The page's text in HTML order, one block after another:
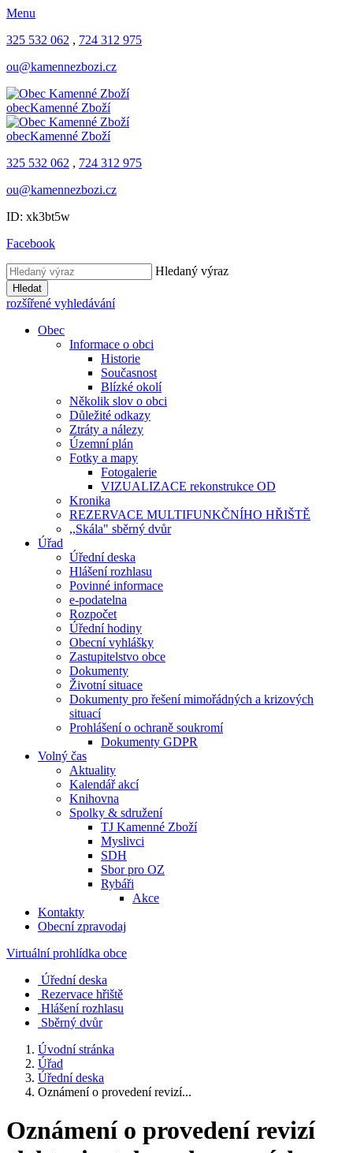
Menu
325 532 062 , 724 312 975
ou@kamennezbozi.cz
obecKamenné Zboží
obecKamenné Zboží
325 532 062 , 724 312 975
ou@kamennezbozi.cz
ID: xk3bt5w
Facebook
Hledaný výraz
Hledat
rozšířené vyhledávání
Obec
Informace o obci
Historie
Současnost
Blízké okolí
Několik slov o obci
Důležité odkazy
Ztráty a nálezy
Územní plán
Fotky a mapy
Fotogalerie
VIZUALIZACE rekonstrukce OD
Kronika
REZERVACE MULTIFUNKČNÍHO HŘIŠTĚ
,,Skála" sběrný dvůr
Úřad
Úřední deska
Hlášení rozhlasu
Povinné informace
e-podatelna
Rozpočet
Úřední hodiny
Obecní vyhlášky
Zastupitelstvo obce
Dokumenty
Životní situace
Dokumenty pro řešení mimořádných a krizových
situací
Prohlášení o ochraně soukromí
Dokumenty GDPR
Volný čas
Aktuality
Kalendář akcí
Knihovna
Spolky & sdružení
TJ Kamenné Zboží
Myslivci
SDH
Sbor pro OZ
Rybáři
Akce
Kontakty
Obecní zpravodaj
Virtuální prohlídka obce
Úřední deska
Rezervace hřiště
Hlášení rozhlasu
Sběrný dvůr
Úvodní stránka
Úřad
Úřední deska
Oznámení o provedení revizí...
Oznámení o provedení revizí